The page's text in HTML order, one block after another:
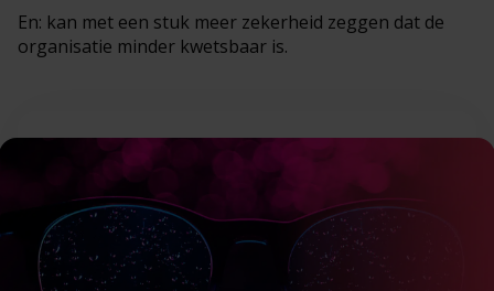
En: kan met een stuk meer zekerheid zeggen dat de
organisatie minder kwetsbaar is.